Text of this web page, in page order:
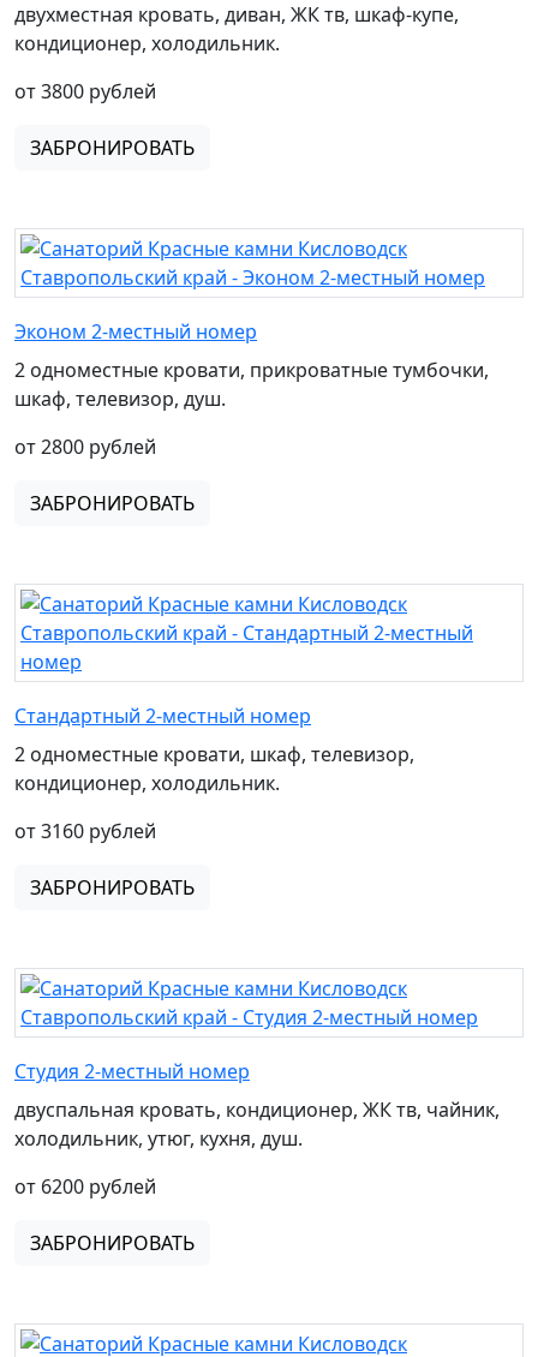
двухместная кровать, диван, ЖК тв, шкаф-купе,
кондиционер, холодильник.
от 3800 рублей
ЗАБРОНИРОВАТЬ
Эконом 2-местный номер
2 одноместные кровати, прикроватные тумбочки,
шкаф, телевизор, душ.
от 2800 рублей
ЗАБРОНИРОВАТЬ
Стандартный 2-местный номер
2 одноместные кровати, шкаф, телевизор,
кондиционер, холодильник.
от 3160 рублей
ЗАБРОНИРОВАТЬ
Студия 2-местный номер
двуспальная кровать, кондиционер, ЖК тв, чайник,
холодильник, утюг, кухня, душ.
от 6200 рублей
ЗАБРОНИРОВАТЬ